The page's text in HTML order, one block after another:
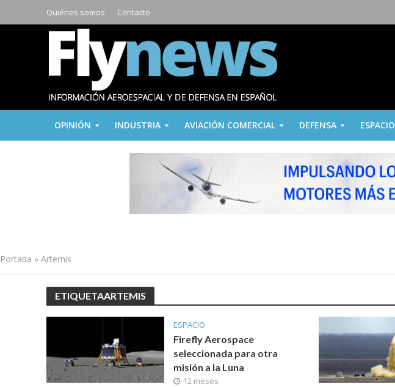
Quiénes somos Contacto
OPINIÓN INDUSTRIA AVIACIÓN COMERCIAL DEFENSA ESPACIO
Portada » Artemis
ETIQUETAARTEMIS
ESPACIO
Firefly Aerospace
seleccionada para otra
misión a la Luna
12 meses